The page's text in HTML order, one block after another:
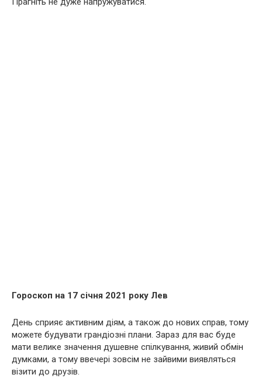
Гороскоп на 17 січня 2021 року Лев
День сприяє активним діям, а також до нових справ, тому
можете будувати грандіозні плани. Зараз для вас буде
мати велике значення душевне спілкування, живий обмін
думками, а тому ввечері зовсім не зайвими виявляться
візити до друзів.